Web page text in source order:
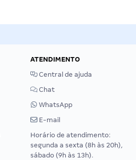
ATENDIMENTO
Central de ajuda
Chat
WhatsApp
E-mail
Horário de atendimento:
segunda a sexta (8h às 20h),
sábado (9h às 13h).